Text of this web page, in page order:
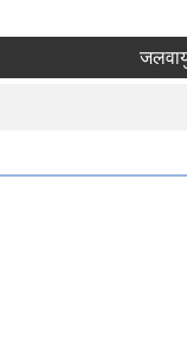
जलवायु